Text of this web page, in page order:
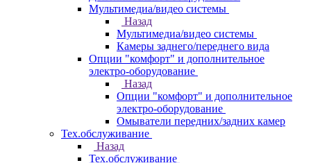
Мультимедиа/видео системы
Назад
Мультимедиа/видео системы
Камеры заднего/переднего вида
Опции "комфорт" и дополнительное
электро-оборудование
Назад
Опции "комфорт" и дополнительное
электро-оборудование
Омыватели передних/задних камер
Тех.обслуживание
Назад
Тех.обслуживание